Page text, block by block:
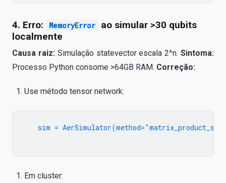
4. Erro: MemoryError
ao simular >30 qubits
localmente
Causa raiz:Simulação statevector escala 2^n.Sintoma:
Processo Python consome >64GB RAM. Correção:
Use método tensor network:
sim =
Em cluster: